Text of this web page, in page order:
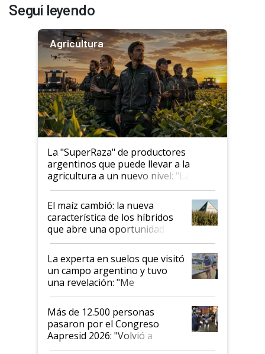
Seguí leyendo
Agricultura
La "SuperRaza" de productores
argentinos que puede llevar a la
agricultura a un nuevo nivel: "Las
posibilidades de crecimiento son
infinitas"
El maíz cambió: la nueva
característica de los híbridos
que abre una oportunidad en
el lote
La experta en suelos que visitó
un campo argentino y tuvo
una revelación: "Me
impresionó mucho"
Más de 12.500 personas
pasaron por el Congreso
Aapresid 2026: "Volvió a
demostrar que hablar del